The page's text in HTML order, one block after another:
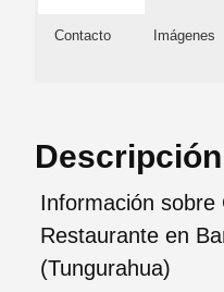
Contacto Imágenes
Descripción
Información sobre
Restaurante en
(Tungurahua)